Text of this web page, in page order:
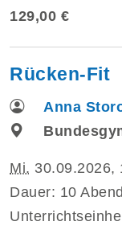
129,00 €
Rücken-Fit
Anna
Mi. 30.09.2026,
Dauer: 10